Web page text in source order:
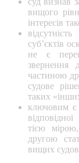
вищого
інтересів
суб’єктів
не є
звернення
частиною
судове
таких
ключовим є
тією
другою
вищих